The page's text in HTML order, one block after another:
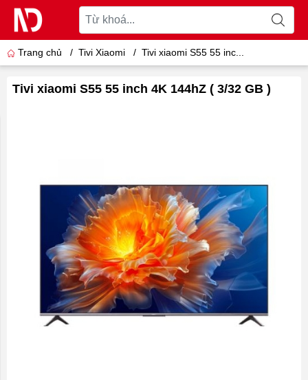
Trang chủ / Tivi Xiaomi / Tivi xiaomi S55 55 inc...
Tivi xiaomi S55 55 inch 4K 144hZ ( 3/32 GB )